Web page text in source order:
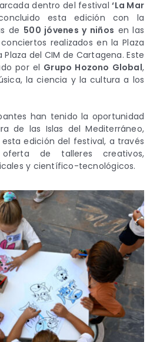
dentro del festival‘La Mar
esta edición con la
de 500 jóvenes y niños en las
realizados en la Plaza
del CIM de Cartagena. Este
por el Grupo Hozono Global,
la ciencia y la cultura a los
han tenido la oportunidad
de las Islas del Mediterráneo,
edición del festival, a través
de talleres creativos,
y científico-tecnológicos.